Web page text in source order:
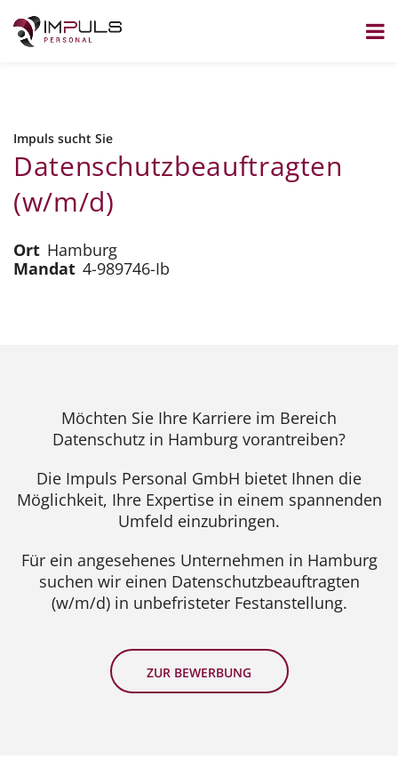
Impuls sucht Sie
Datenschutzbeauftragten
(w/m/d)
Ort Hamburg
Mandat 4-989746-Ib
Möchten Sie Ihre Karriere im Bereich
Datenschutz in Hamburg vorantreiben?
Die Impuls Personal GmbH bietet Ihnen die
Möglichkeit, Ihre Expertise in einem spannenden
Umfeld einzubringen.
Für ein angesehenes Unternehmen in Hamburg
suchen wir einen Datenschutzbeauftragten
(w/m/d) in unbefristeter Festanstellung.
ZUR BEWERBUNG